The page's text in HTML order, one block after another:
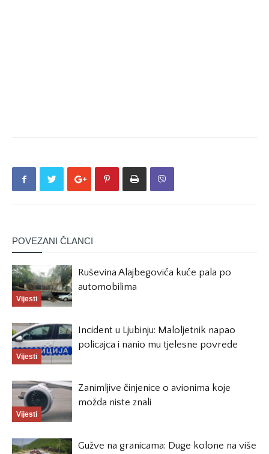
POVEZANI ČLANCI
Vijesti
Ruševina Alajbegovića kuće pala po
automobilima
Vijesti
Incident u Ljubinju: Maloljetnik napao
policajca i nanio mu tjelesne povrede
Vijesti
Zanimljive činjenice o avionima koje
možda niste znali
Gužve na granicama: Duge kolone na više